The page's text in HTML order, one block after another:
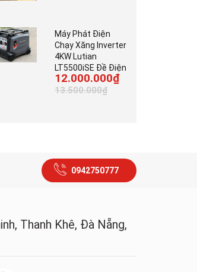
Máy Phát Điện
Chạy Xăng Inverter
4KW Lutian
LT5500iSE Đề Điện
12.000.000₫
13.500.000₫
0942750777
Thanh Khê, Đà Nẵng,